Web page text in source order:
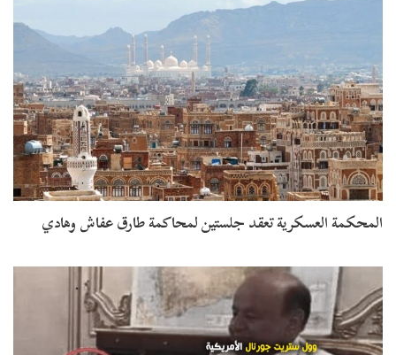
المحكمة العسكرية تعقد جلستين لمحاكمة طارق عفاش وهادي